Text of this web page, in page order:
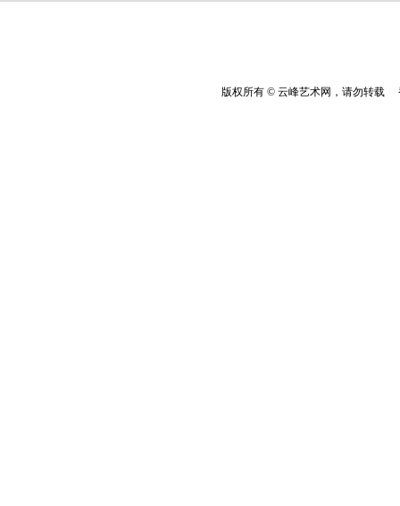
版权所有 © 云峰艺术网，请勿转载